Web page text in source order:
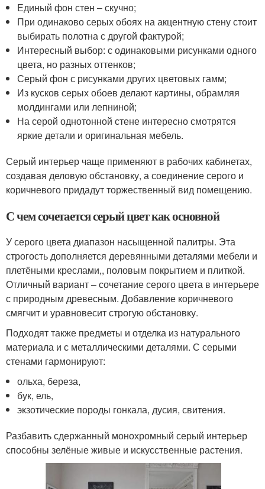
Единый фон стен – скучно;
При одинаково серых обоях на акцентную стену стоит
выбирать полотна с другой фактурой;
Интересный выбор: с одинаковыми рисунками одного
цвета, но разных оттенков;
Серый фон с рисунками других цветовых гамм;
Из кусков серых обоев делают картины, обрамляя
молдингами или лепниной;
На серой однотонной стене интересно смотрятся
яркие детали и оригинальная мебель.
Серый интерьер чаще применяют в рабочих кабинетах,
создавая деловую обстановку, а соединение серого и
коричневого придадут торжественный вид помещению.
С чем сочетается серый цвет как основной
У серого цвета диапазон насыщенной палитры. Эта
строгость дополняется деревянными деталями мебели и
плетёными креслами,, половым покрытием и плиткой.
Отличный вариант – сочетание серого цвета в интерьере
с природным древесным. Добавление коричневого
смягчит и уравновесит строгую обстановку.
Подходят также предметы и отделка из натурального
материала и с металлическими деталями. С серыми
стенами гармонируют:
ольха, береза,
бук, ель,
экзотические породы гонкала, дусия, свитения.
Разбавить сдержанный монохромный серый интерьер
способны зелёные живые и искусственные растения.